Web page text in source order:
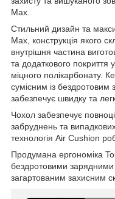
Max.
Стильний дизайн та
Max, конструкція якого
внутрішня частина
та додаткового покриття
міцного полікарбонату.
сумісним із
забезпечує швидку та
Чохол забезпечує
забруднень та
технологія Air Cushion
Продумана ергономіка
бездротовими
загартованим захисним